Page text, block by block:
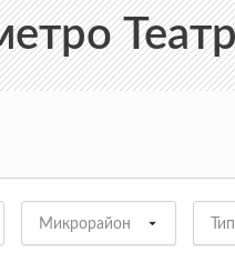
Микрорайон Тип